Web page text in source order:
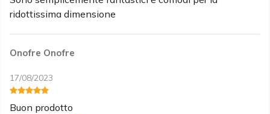
ridottissima dimensione
Onofre Onofre
17/08/2023
Buon prodotto